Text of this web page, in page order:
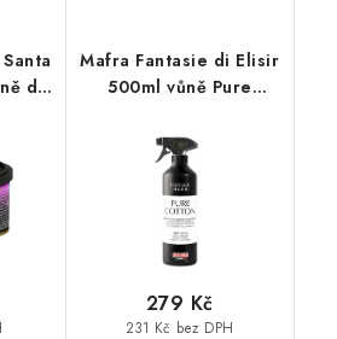
do
Mafra Fantasie di Elisir
500ml vůně Pure
231 Kč bez DPH
279 Kč